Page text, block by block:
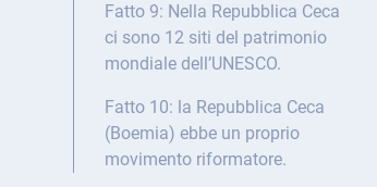
Fatto 9: Nella Repubblica Ceca
ci sono 12 siti del patrimonio
mondiale dell’UNESCO.
Fatto 10: la Repubblica Ceca
(Boemia) ebbe un proprio
movimento riformatore.